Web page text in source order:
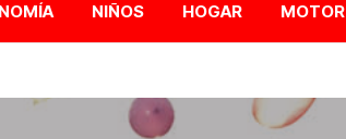
NIÑOS HOGAR MOTOR